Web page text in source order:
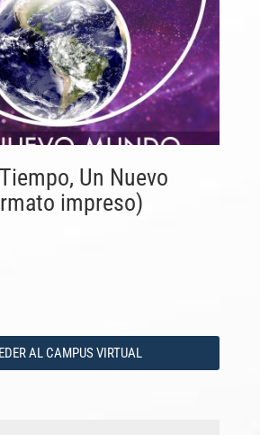
Un Nuevo
impreso)
AL CAMPUS VIRTUAL